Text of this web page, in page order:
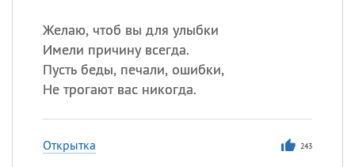
Желаю, чтоб вы для улыбки
Имели причину всегда.
Пусть беды, печали, ошибки,
Не трогают вас никогда.
Открытка 243